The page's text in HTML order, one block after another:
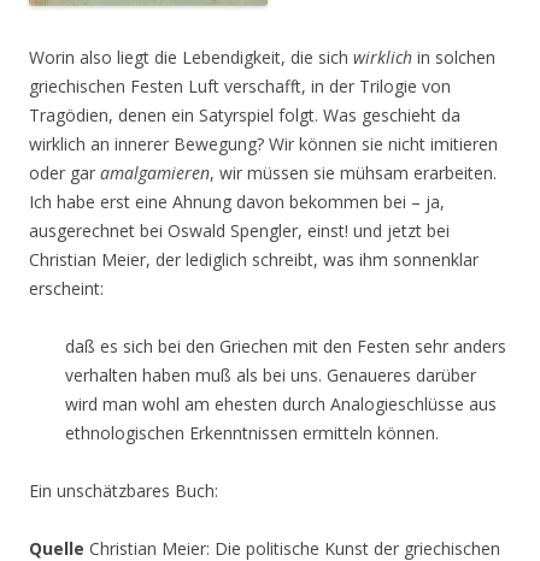
Worin also liegt die Lebendigkeit, die sich wirklich in solchen
griechischen Festen Luft verschafft, in der Trilogie von
Tragödien, denen ein Satyrspiel folgt. Was geschieht da
wirklich an innerer Bewegung? Wir können sie nicht imitieren
oder gar amalgamieren, wir müssen sie mühsam erarbeiten.
Ich habe erst eine Ahnung davon bekommen bei – ja,
ausgerechnet bei Oswald Spengler, einst! und jetzt bei
Christian Meier, der lediglich schreibt, was ihm sonnenklar
erscheint:
daß es sich bei den Griechen mit den Festen sehr anders
verhalten haben muß als bei uns. Genaueres darüber
wird man wohl am ehesten durch Analogieschlüsse aus
ethnologischen Erkenntnissen ermitteln können.
Ein unschätzbares Buch:
Quelle Christian Meier: Die politische Kunst der griechischen